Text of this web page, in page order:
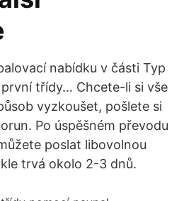
nabídku v části Typ
třídy… Chcete-li si vše
vyzkoušet, pošlete si
Po úspěšném převodu
poslat libovolnou
trvá okolo 2-3 dnů.